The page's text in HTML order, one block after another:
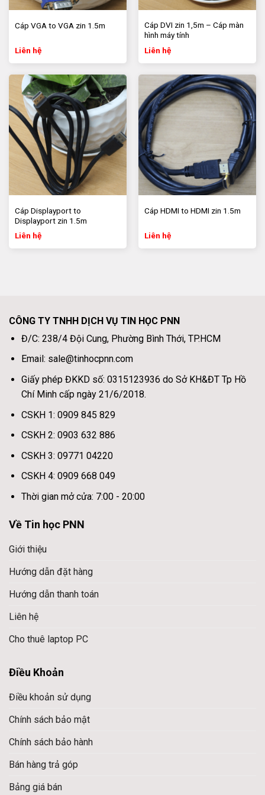
Cáp VGA to VGA zin 1.5m
Liên hệ
Cáp DVI zin 1,5m – Cáp màn
hình máy tính
Liên hệ
Cáp Displayport to
Displayport zin 1.5m
Liên hệ
Cáp HDMI to HDMI zin 1.5m
Liên hệ
CÔNG TY TNHH DỊCH VỤ TIN HỌC PNN
Đ/C: 238/4 Đội Cung, Phường Bình Thới, TP.HCM
Email: sale@tinhocpnn.com
Giấy phép ĐKKD số: 0315123936 do Sở KH&ĐT Tp Hồ
Chí Minh cấp ngày 21/6/2018.
CSKH 1: 0909 845 829
CSKH 2: 0903 632 886
CSKH 3: 09771 04220
CSKH 4: 0909 668 049
Thời gian mở cửa: 7:00 - 20:00
Về Tin học PNN
Giới thiệu
Hướng dẫn đặt hàng
Hướng dẫn thanh toán
Liên hệ
Cho thuê laptop PC
Điều Khoản
Điều khoản sử dụng
Chính sách bảo mật
Chính sách bảo hành
Bán hàng trả góp
Bảng giá bán